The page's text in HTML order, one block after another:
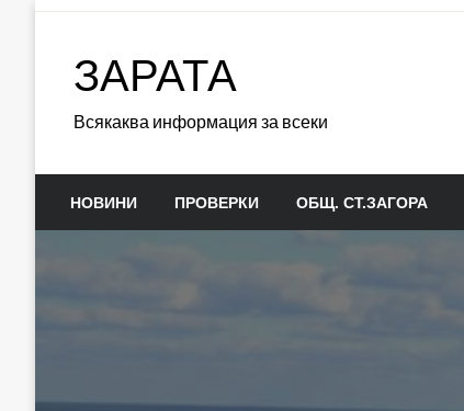
ЗАРАТА
Всякаква информация за всеки
НОВИНИ ПРОВЕРКИ ОБЩ. СТ.ЗАГОРА